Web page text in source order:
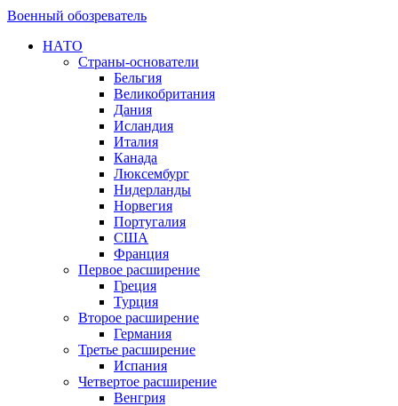
Военный обозреватель
НАТО
Страны-основатели
Бельгия
Великобритания
Дания
Исландия
Италия
Канада
Люксембург
Нидерланды
Норвегия
Португалия
США
Франция
Первое расширение
Греция
Турция
Второе расширение
Германия
Третье расширение
Испания
Четвертое расширение
Венгрия